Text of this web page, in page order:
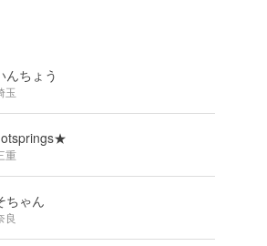
んちょう
玉
重
ちゃん
良